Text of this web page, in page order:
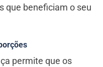
que beneficiam o seu
permite que os